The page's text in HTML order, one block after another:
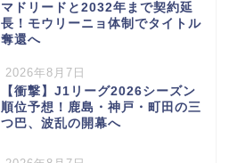
マドリードと2032年まで契約延
長！モウリーニョ体制でタイトル
奪還へ
2026年8月7日
【衝撃】J1リーグ2026シーズン
順位予想！鹿島・神戸・町田の三
つ巴、波乱の開幕へ